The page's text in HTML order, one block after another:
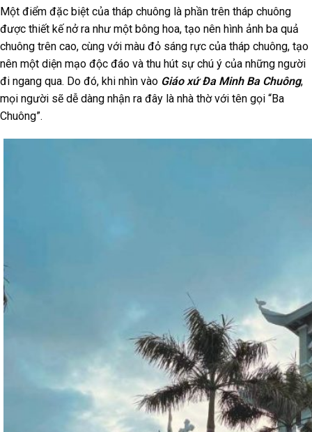
Một điểm đặc biệt của tháp chuông là phần trên tháp chuông
được thiết kế nở ra như một bông hoa, tạo nên hình ảnh ba quả
chuông trên cao, cùng với màu đỏ sáng rực của tháp chuông, tạo
nên một diện mạo độc đáo và thu hút sự chú ý của những người
đi ngang qua. Do đó, khi nhìn vào Giáo xứ Đa Minh Ba Chuông,
mọi người sẽ dễ dàng nhận ra đây là nhà thờ với tên gọi “Ba
Chuông”.